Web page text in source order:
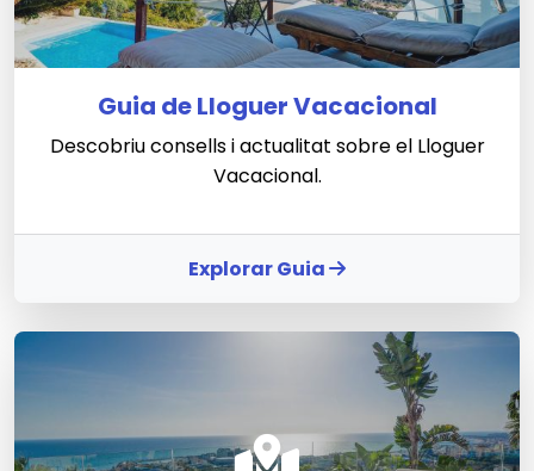
Guia de Lloguer Vacacional
Descobriu consells i actualitat sobre el Lloguer
Vacacional.
Explorar Guia